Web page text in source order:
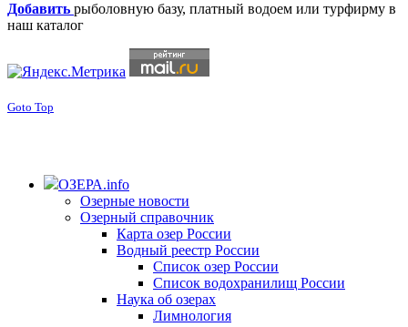
Добавить рыболовную базу, платный водоем или турфирму в
наш каталог
Goto Top
ОЗЕРА.info
Озерные новости
Озерный справочник
Карта озер России
Водный реестр России
Список озер России
Список водохранилищ России
Наука об озерах
Лимнология